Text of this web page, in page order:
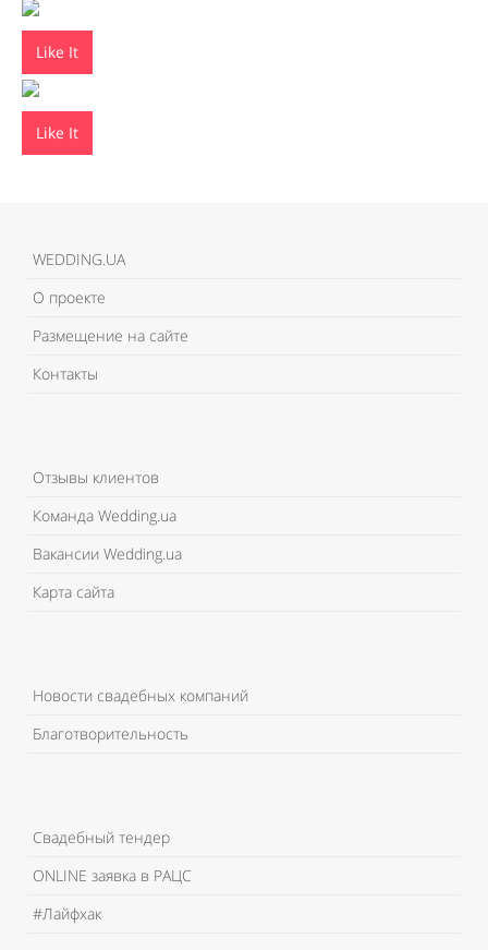
Like It
Like It
WEDDING.UA
О проекте
Размещение на сайте
Контакты
Отзывы клиентов
Команда Wedding.ua
Вакансии Wedding.ua
Карта сайта
Новости свадебных компаний
Благотворительность
Свадебный тендер
ONLINE заявка в РАЦС
#Лайфхак